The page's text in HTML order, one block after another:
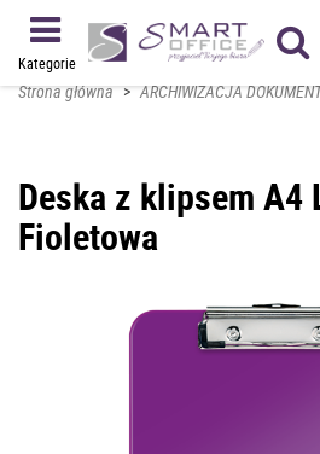
Kategorie
Strona główna > ARCHIWIZACJA
Deska z klipsem A4
Fioletowa